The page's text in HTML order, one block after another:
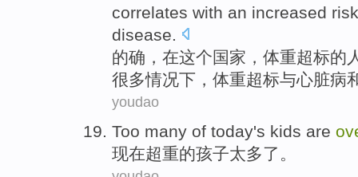
correlates with an increased risk
disease
的确 ， 在这个国家 ， 体重超标的
很多情况下 ， 体重超标与心脏病
youdao
Too many of today's kids are
现在超重的孩子太多了。